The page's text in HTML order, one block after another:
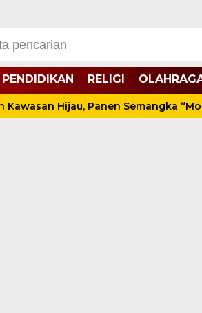
PENDIDIKAN RELIGI
Hijau, Panen Semangka “Montok”